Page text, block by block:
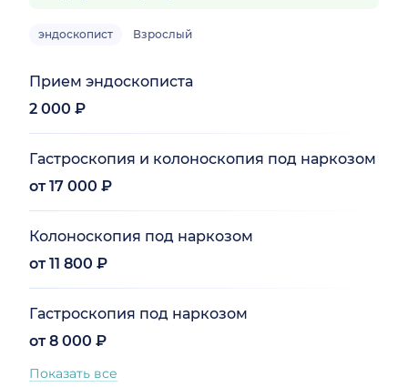
эндоскопист Взрослый
Прием эндоскописта
2 000 ₽
Гастроскопия и колоноскопия под наркозом
от 17 000 ₽
Колоноскопия под наркозом
от 11 800 ₽
Гастроскопия под наркозом
от 8 000 ₽
Показать все